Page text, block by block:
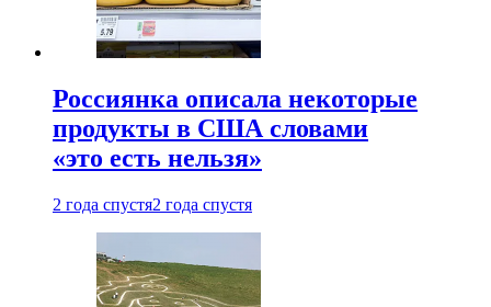
Россиянка описала некоторые
продукты в США словами
«это есть нельзя»
2 года спустя2 года спустя